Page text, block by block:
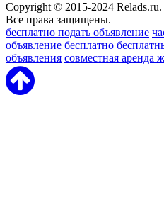
Copyright © 2015-2024 Relads.ru.
Все права защищены.
бесплатно подать объявление
объявление бесплатно
объявления совместная аренда